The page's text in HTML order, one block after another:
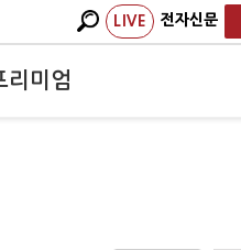
LIVE 전자신문
리미엄